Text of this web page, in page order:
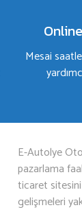
Mesai
E-Autolye
pazarlama
ticaret sitesini
gelişmeleri